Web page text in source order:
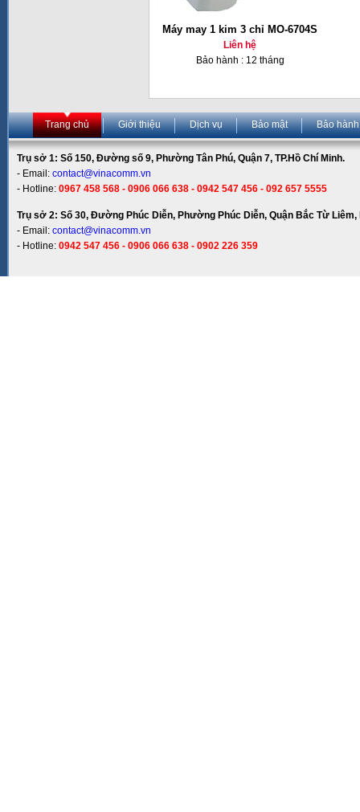
Máy may 1 kim 3 chỉ MO-6704S
Liên hệ
Bảo hành : 12 tháng
Trang chủ Giới thiệu Dịch vụ Bảo mật Bảo hành
Trụ sở 1: Số 150, Đường số 9, Phường Tân Phú, Quận 7, TP.Hồ Chí Minh.
- Email: contact@vinacomm.vn
- Hotline: 0967 458 568 - 0906 066 638 - 0942 547 456 - 092 657 5555
Trụ sở 2: Số 30, Đường Phúc Diễn, Phường Phúc Diễn, Quận Bắc Từ Liêm,
- Email: contact@vinacomm.vn
- Hotline: 0942 547 456 - 0906 066 638 - 0902 226 359